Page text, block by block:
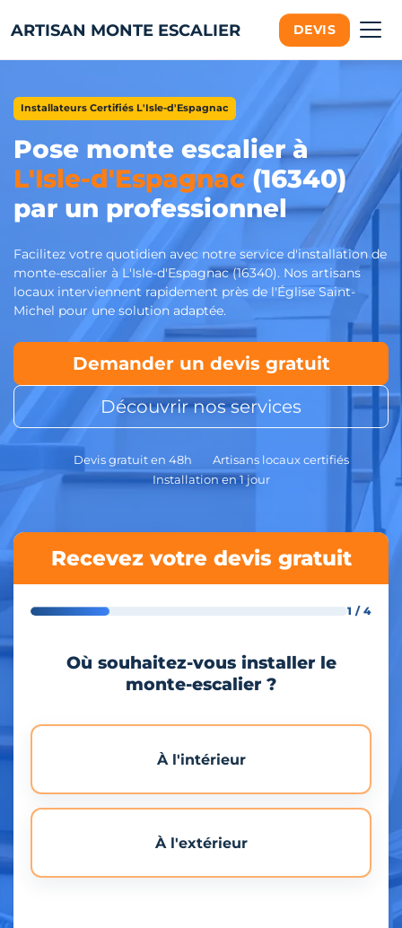
ARTISAN MONTE ESCALIER DEVIS
Installateurs Certifiés L'Isle-d'Espagnac
Pose monte escalier à
L'Isle-d'Espagnac (16340)
par un professionnel
Facilitez votre quotidien avec notre service d'installation de
monte-escalier à L'Isle-d'Espagnac (16340). Nos artisans
locaux interviennent rapidement près de l'Église Saint-
Michel pour une solution adaptée.
Demander un devis gratuit
Découvrir nos services
Devis gratuit en 48h
Artisans locaux certifiés
Installation en 1 jour
Recevez votre devis gratuit
1 / 4
Où souhaitez-vous installer le
monte-escalier ?
À l'intérieur
À l'extérieur